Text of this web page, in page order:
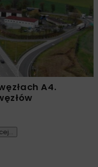
A4.